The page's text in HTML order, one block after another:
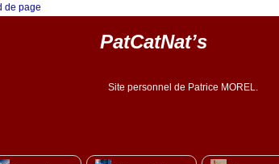
de page
PatCatNat’s
Site personnel de Patrice MOREL.